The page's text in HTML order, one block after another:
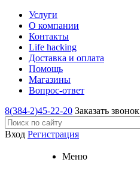
Услуги
О компании
Контакты
Life hacking
Доставка и оплата
Помощь
Магазины
Вопрос-ответ
8(384-2)45-22-20 Заказать звонок
Вход Регистрация
Меню